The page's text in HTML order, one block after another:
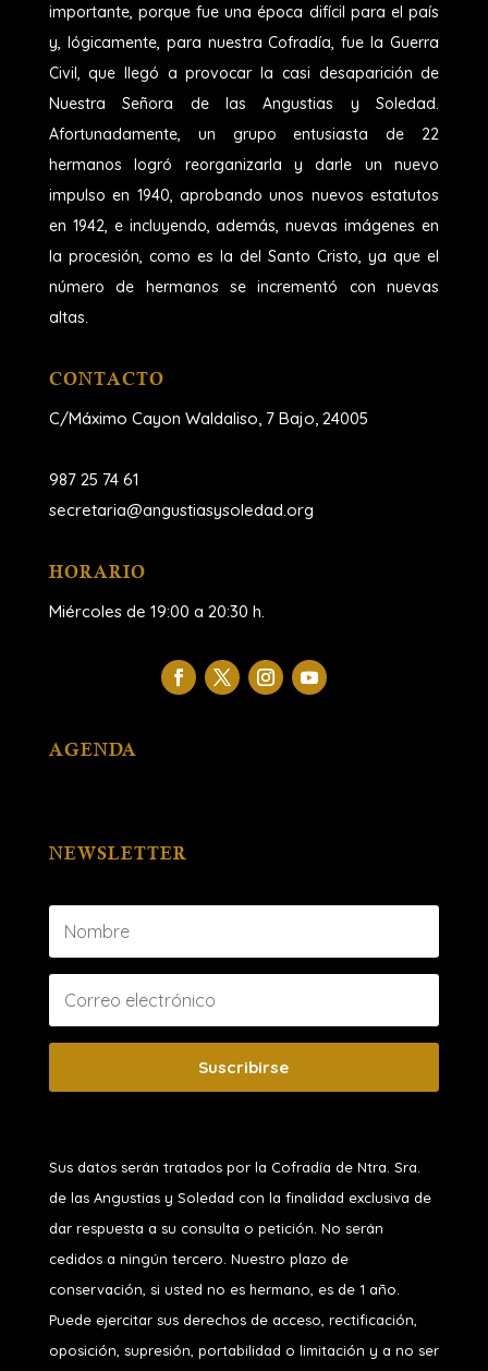
importante, porque fue una época difícil para el país
y, lógicamente, para nuestra Cofradía, fue la Guerra
Civil, que llegó a provocar la casi desaparición de
Nuestra Señora de las Angustias y Soledad.
Afortunadamente, un grupo entusiasta de 22
hermanos logró reorganizarla y darle un nuevo
impulso en 1940, aprobando unos nuevos estatutos
en 1942, e incluyendo, además, nuevas imágenes en
la procesión, como es la del Santo Cristo, ya que el
número de hermanos se incrementó con nuevas
altas.
CONTACTO
C/Máximo Cayon Waldaliso, 7 Bajo, 24005
987 25 74 61
secretaria@angustiasysoledad.org
HORARIO
Miércoles de 19:00 a 20:30 h.
AGENDA
NEWSLETTER
Suscribirse
Sus datos serán tratados por la Cofradía de Ntra. Sra.
de las Angustias y Soledad con la finalidad exclusiva de
dar respuesta a su consulta o petición. No serán
cedidos a ningún tercero. Nuestro plazo de
conservación, si usted no es hermano, es de 1 año.
Puede ejercitar sus derechos de acceso, rectificación,
oposición, supresión, portabilidad o limitación y a no ser